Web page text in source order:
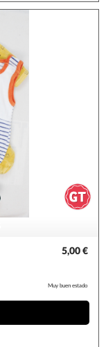
5,00 €
Muy buen estado